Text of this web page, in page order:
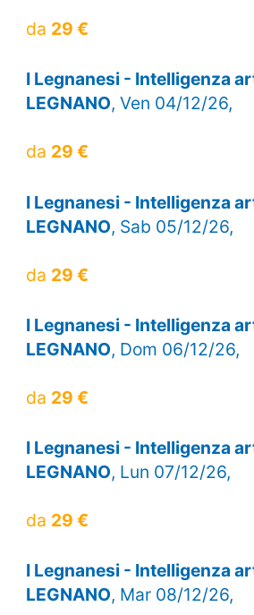
da 29 €
I Legnanesi - Intelligenza
LEGNANO, Ven 04/12/26,
da 29 €
I Legnanesi - Intelligenza
LEGNANO, Sab 05/12/26,
da 29 €
I Legnanesi - Intelligenza
LEGNANO, Dom 06/12/26,
da 29 €
I Legnanesi - Intelligenza
LEGNANO, Lun 07/12/26,
da 29 €
I Legnanesi - Intelligenza
LEGNANO, Mar 08/12/26,